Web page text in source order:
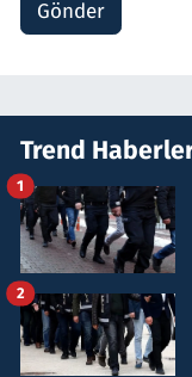
Gönder
Trend
1
2